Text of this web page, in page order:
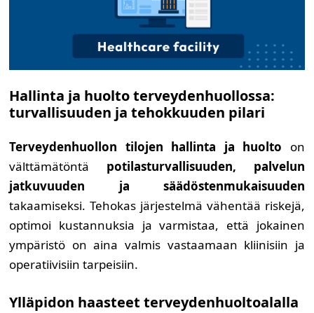
Hallinta ja huolto terveydenhuollossa:
turvallisuuden ja tehokkuuden pilari
Terveydenhuollon tilojen hallinta ja huolto on
välttämätöntä potilasturvallisuuden, palvelun
jatkuvuuden ja säädöstenmukaisuuden
takaamiseksi. Tehokas järjestelmä vähentää riskejä,
optimoi kustannuksia ja varmistaa, että jokainen
ympäristö on aina valmis vastaamaan kliinisiin ja
operatiivisiin tarpeisiin.
Ylläpidon haasteet terveydenhuoltoalalla